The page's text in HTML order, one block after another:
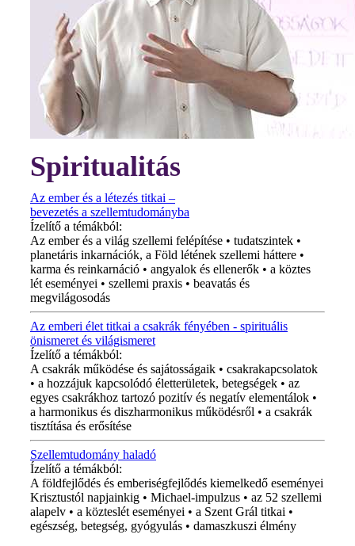
Spiritualitás
Az ember és a létezés titkai –
bevezetés a szellemtudományba
Ízelítő a témákból:
Az ember és a világ szellemi felépítése • tudatszintek •
planetáris inkarnációk, a Föld létének szellemi háttere •
karma és reinkarnáció • angyalok és ellenerők • a köztes
lét eseményei • szellemi praxis • beavatás és
megvilágosodás
Az emberi élet titkai a csakrák fényében - spirituális
önismeret és világismeret
Ízelítő a témákból:
A csakrák működése és sajátosságaik • csakrakapcsolatok
• a hozzájuk kapcsolódó életterületek, betegségek • az
egyes csakrákhoz tartozó pozitív és negatív elementálok •
a harmonikus és diszharmonikus működésről • a csakrák
tisztítása és erősítése
Szellemtudomány haladó
Ízelítő a témákból:
A földfejlődés és emberiségfejlődés kiemelkedő eseményei
Krisztustól napjainkig • Michael-impulzus • az 52 szellemi
alapelv • a közteslét eseményei • a Szent Grál titkai •
egészség, betegség, gyógyulás • damaszkuszi élmény